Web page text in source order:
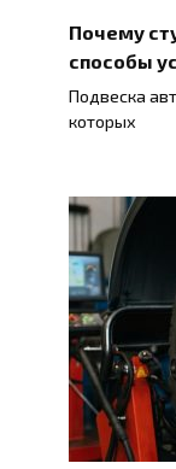
Почему
способы
Подвеска
которых